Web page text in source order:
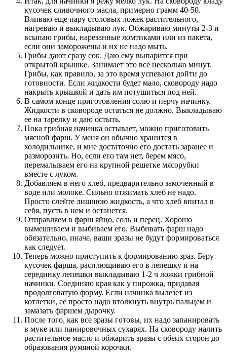
кусочек сливочного масла, примерно грамм 40-50.
Вливаю еще пару столовых ложек растительного,
нагреваю и выкладываю лук. Обжариваю минуты 2-3 и
всыпаю грибы, нарезанные ломтиками или из пакета,
если они заморожены и их не надо мыть.
Грибы дают сразу сок. Даю ему выпарится при
открытой крышке. Занимает это все несколько минут.
Грибы, как правило, за это время успевают дойти до
готовности. Если жидкости будет мало, сковороду надо
накрыть крышкой и дать им потушиться под ней.
В самом конце приготовления солю и перчу начинку.
Жидкости в сковороде остаться не должно. Выкладываю
ее на тарелку и даю остыть.
Пока грибная начинка остывает, можно приготовить
мясной фарш. У меня он обычно хранится в
холодильнике, и мне достаточно его достать заранее и
разморозить. Но, если его там нет, берем мясо,
перемалываем его на крупной решетке мясорубки
вместе с луком.
Добавляем в него хлеб, предварительно замоченный в
воде или молоке. Сильно отжимать хлеб не надо.
Просто слейте лишнюю жидкость, а что хлеб впитал в
себя, пусть в нем и останется.
Отправляем в фарш яйцо, соль и перец. Хорошо
вымешиваем и выбиваем его. Выбивать фарш надо
обязательно, иначе, ваши зразы не будут формироваться
как следует.
Теперь можно приступить к формированию зраз. Беру
кусочек фарша, расплющиваю его в лепешку и на
серединку лепешки выкладываю 1-2 ч ложки грибной
начинки. Соединяю края как у пирожка, придавая
продолговатую форму. Если начинка вылезет из
котлетки, ее просто надо втолкнуть внутрь пальцем и
замазать фаршем дырочку.
После того, как все зразы готовы, их надо запанировать
в муке или панировочных сухарях. На сковороду налить
растительное масло и обжарить зразы с обеих сторон до
образования румяной корочки.